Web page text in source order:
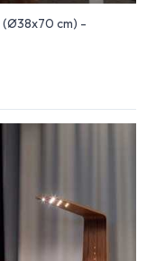
(Ø38x70 cm) -